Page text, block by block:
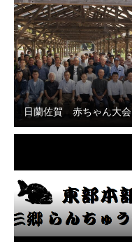
日蘭佐賀 赤ちゃん大会